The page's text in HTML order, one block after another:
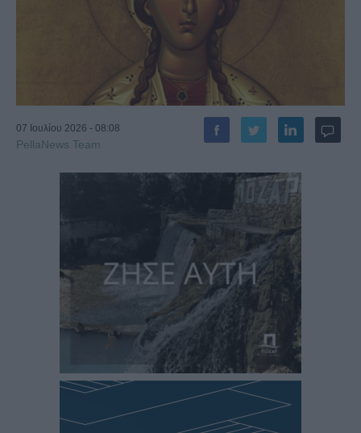
07 Ιουλίου 2026 - 08:08
PellaNews Team